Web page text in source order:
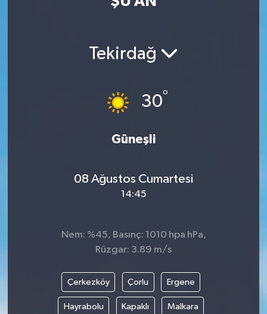
Tekirdağ
30°
Güneşli
08 Ağustos Cumartesi
14:45
Nem: %45, Basınç: 1010 hpa hPa,
Rüzgar: 3.89 m/s
Çerkezköy Çorlu Ergene
Hayrabolu Kapaklı Malkara
Kültür-Sanat
Yaşam